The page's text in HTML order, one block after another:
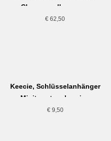
Chase small, cognac
€ 62,50
Keecie, Schlüsselanhänger
Minitweet, aubergine
€9,50